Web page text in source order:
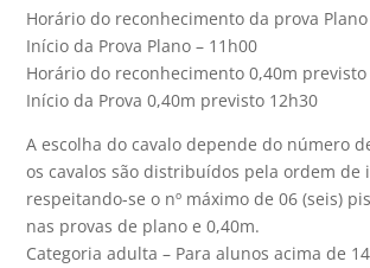
Horário do reconhecimento da prova
Início da Prova Plano – 11h00
Horário do reconhecimento 0,40m
Início da Prova 0,40m previsto 12h30
A escolha do cavalo depende do número
os cavalos são distribuídos pela ordem de
respeitando-se o nº máximo de 06 (seis)
nas provas de plano e 0,40m.
Categoria adulta – Para alunos acima de